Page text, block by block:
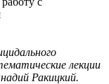
лекции
Ракицкий.